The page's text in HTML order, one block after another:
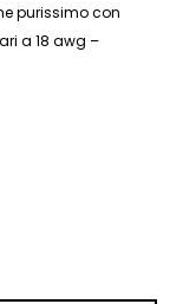
purissimo con
a 18 awg –